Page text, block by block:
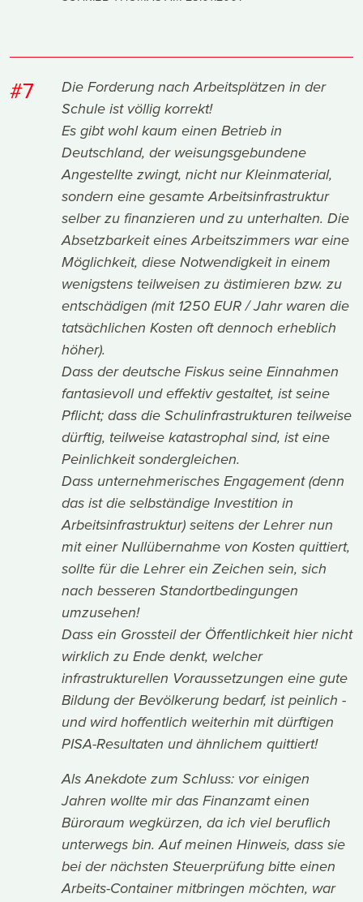
#7
Die Forderung nach Arbeitsplätzen in der
Schule ist völlig korrekt!
Es gibt wohl kaum einen Betrieb in
Deutschland, der weisungsgebundene
Angestellte zwingt, nicht nur Kleinmaterial,
sondern eine gesamte Arbeitsinfrastruktur
selber zu finanzieren und zu unterhalten. Die
Absetzbarkeit eines Arbeitszimmers war eine
Möglichkeit, diese Notwendigkeit in einem
wenigstens teilweisen zu ästimieren bzw. zu
entschädigen (mit 1250 EUR / Jahr waren die
tatsächlichen Kosten oft dennoch erheblich
höher).
Dass der deutsche Fiskus seine Einnahmen
fantasievoll und effektiv gestaltet, ist seine
Pflicht; dass die Schulinfrastrukturen teilweise
dürftig, teilweise katastrophal sind, ist eine
Peinlichkeit sondergleichen.
Dass unternehmerisches Engagement (denn
das ist die selbständige Investition in
Arbeitsinfrastruktur) seitens der Lehrer nun
mit einer Nullübernahme von Kosten quittiert,
sollte für die Lehrer ein Zeichen sein, sich
nach besseren Standortbedingungen
umzusehen!
Dass ein Grossteil der Öffentlichkeit hier nicht
wirklich zu Ende denkt, welcher
infrastrukturellen Voraussetzungen eine gute
Bildung der Bevölkerung bedarf, ist peinlich -
und wird hoffentlich weiterhin mit dürftigen
PISA-Resultaten und ähnlichem quittiert!
Als Anekdote zum Schluss: vor einigen
Jahren wollte mir das Finanzamt einen
Büroraum wegkürzen, da ich viel beruflich
unterwegs bin. Auf meinen Hinweis, dass sie
bei der nächsten Steuerprüfung bitte einen
Arbeits-Container mitbringen möchten, war